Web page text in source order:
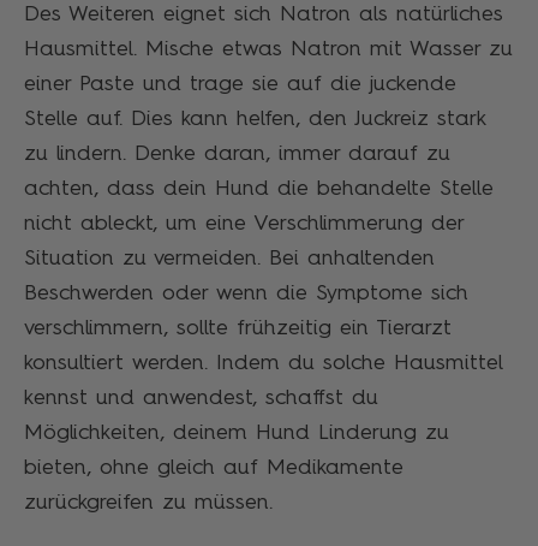
Des Weiteren eignet sich Natron als natürliches
Hausmittel. Mische etwas Natron mit Wasser zu
einer Paste und trage sie auf die juckende
Stelle auf. Dies kann helfen, den Juckreiz stark
zu lindern. Denke daran, immer darauf zu
achten, dass dein Hund die behandelte Stelle
nicht ableckt, um eine Verschlimmerung der
Situation zu vermeiden. Bei anhaltenden
Beschwerden oder wenn die Symptome sich
verschlimmern, sollte frühzeitig ein Tierarzt
konsultiert werden. Indem du solche Hausmittel
kennst und anwendest, schaffst du
Möglichkeiten, deinem Hund Linderung zu
bieten, ohne gleich auf Medikamente
zurückgreifen zu müssen.